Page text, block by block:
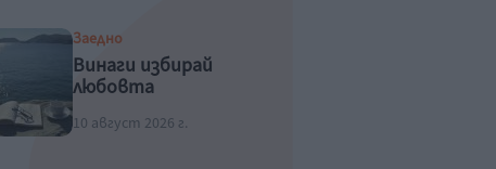
Заедно
Винаги избирай
любовта
10 август 2026 г.